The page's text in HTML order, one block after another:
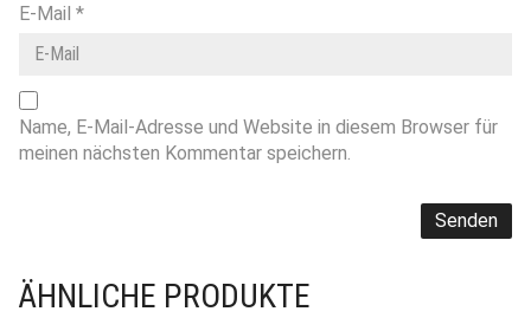
E-Mail *
Name, E-Mail-Adresse und Website in diesem Browser für
meinen nächsten Kommentar speichern.
ÄHNLICHE PRODUKTE